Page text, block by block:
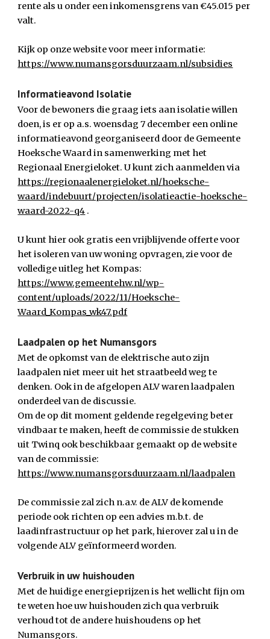
rente als u onder een inkomensgrens van €45.015 per
valt.
Kijk op onze website voor meer informatie:
https://www.numansgorsduurzaam.nl/subsidies
Informatieavond Isolatie
Voor de bewoners die graag iets aan isolatie willen
doen, is er op a.s. woensdag 7 december een online
informatieavond georganiseerd door de Gemeente
Hoeksche Waard in samenwerking met het
Regionaal Energieloket. U kunt zich aanmelden via
https://regionaalenergieloket.nl/hoeksche-
waard/indebuurt/projecten/isolatieactie-hoeksche-
waard-2022-q4 .
U kunt hier ook gratis een vrijblijvende offerte voor
het isoleren van uw woning opvragen, zie voor de
volledige uitleg het Kompas:
https://www.gemeentehw.nl/wp-
content/uploads/2022/11/Hoeksche-
Waard_Kompas_wk47.pdf
Laadpalen op het Numansgors
Met de opkomst van de elektrische auto zijn
laadpalen niet meer uit het straatbeeld weg te
denken. Ook in de afgelopen ALV waren laadpalen
onderdeel van de discussie.
Om de op dit moment geldende regelgeving beter
vindbaar te maken, heeft de commissie de stukken
uit Twinq ook beschikbaar gemaakt op de website
van de commissie:
https://www.numansgorsduurzaam.nl/laadpalen
De commissie zal zich n.a.v. de ALV de komende
periode ook richten op een advies m.b.t. de
laadinfrastructuur op het park, hierover zal u in de
volgende ALV geïnformeerd worden.
Verbruik in uw huishouden
Met de huidige energieprijzen is het wellicht fijn om
te weten hoe uw huishouden zich qua verbruik
verhoud tot de andere huishoudens op het
Numansgors.